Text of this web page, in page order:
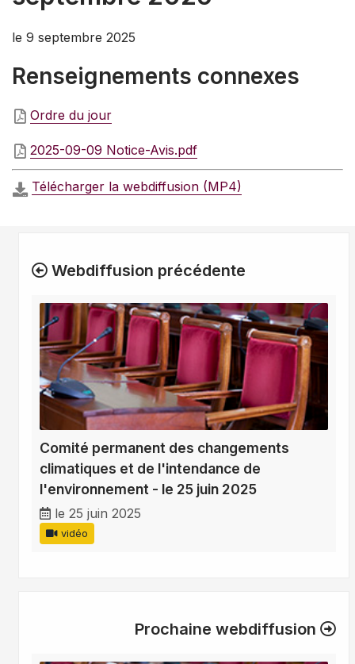
le 9 septembre 2025
Renseignements connexes
Ordre du jour
2025-09-09 Notice-Avis.pdf
Télécharger la webdiffusion (MP4)
Webdiffusion précédente
Comité permanent des changements
climatiques et de l'intendance de
l'environnement - le 25 juin 2025
le 25 juin 2025
vidéo
Prochaine webdiffusion